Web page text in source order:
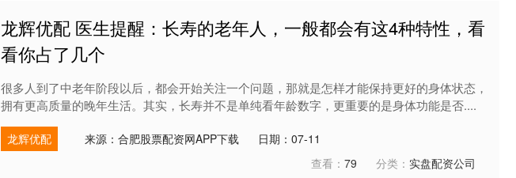
龙辉优配 医生提醒：长寿的老年人，一般都会有这4种特性，看
看你占了几个
很多人到了中老年阶段以后，都会开始关注一个问题，那就是怎样才能保持更好的身体状态，
拥有更高质量的晚年生活。其实，长寿并不是单纯看年龄数字，更重要的是身体功能是否....
龙辉优配 来源：合肥股票配资网APP下载
日期：07-11
查看： 79 分类： 实盘配资公司